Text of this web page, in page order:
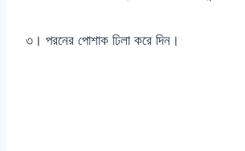
৩। পরনের পোশাক ঢিলা করে দিন।